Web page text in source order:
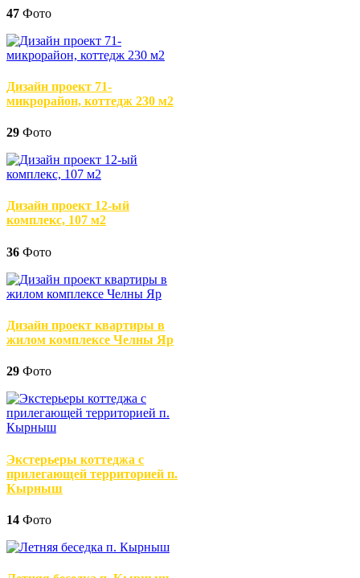
47 Фото
Дизайн проект 71-
микрорайон, коттедж 230 м2
29 Фото
Дизайн проект 12-ый
комплекс, 107 м2
36 Фото
Дизайн проект квартиры в
жилом комплексе Челны Яр
29 Фото
Экстерьеры коттеджа с
прилегающей территорией п.
Кырныш
14 Фото